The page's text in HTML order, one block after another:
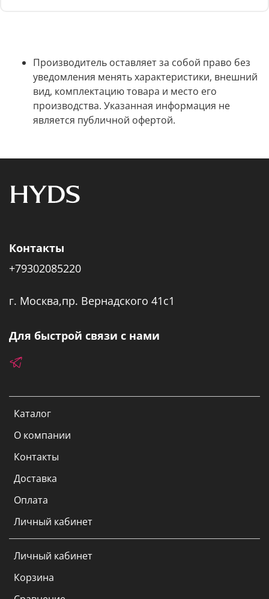
Производитель оставляет за собой право без
уведомления менять характеристики, внешний
вид, комплектацию товара и место его
производства. Указанная информация не
является публичной офертой.
Каталог
О компании
Контакты
Доставка
Оплата
Личный кабинет
Личный кабинет
Корзина
Контакты
+79302085220
г. Москва,пр. Вернадского 41с1
Для быстрой связи с нами